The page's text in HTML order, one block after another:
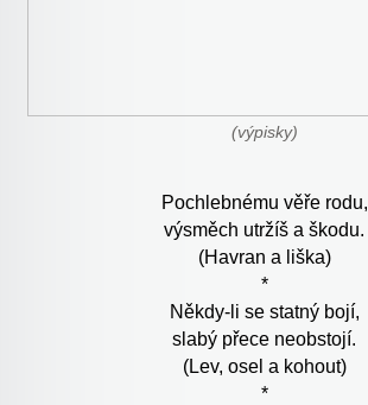
(výpisky)
Pochlebnému věře rodu,
výsměch utržíš a škodu.
(Havran a liška)
*
Někdy-li se statný bojí,
slabý přece neobstojí.
(Lev, osel a kohout)
*